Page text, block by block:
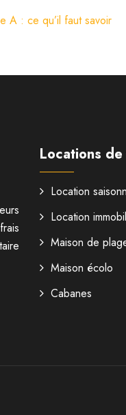
A : ce qu’il faut savoir
Locations
Location
Location
Maison de
Maison écolo
Cabanes